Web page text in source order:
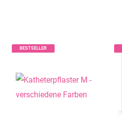
BESTSELLER